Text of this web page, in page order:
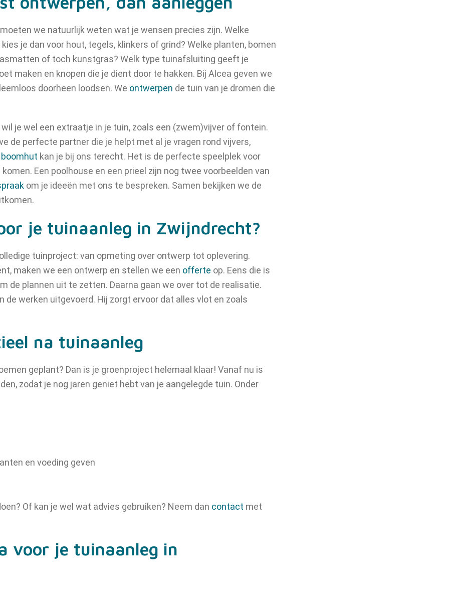
we natuurlijk weten wat je wensen precies zijn. Welke
je dan voor hout, tegels, klinkers of grind? Welke planten, bomen
of toch kunstgras? Welk type tuinafsluiting geeft je
maken en knopen die je dient door te hakken. Bij Alcea geven we
doorheen loodsen. We ontwerpen de tuin van je dromen die
je wel een extraatje in je tuin, zoals een (zwem)vijver of fontein.
de perfecte partner die je helpt met al je vragen rond vijvers,
boomhut kan je bij ons terecht. Het is de perfecte speelplek voor
Een poolhouse en een prieel zijn nog twee voorbeelden van
om je ideeën met ons te bespreken. Samen bekijken we de
je tuinaanleg in Zwijndrecht?
tuinproject: van opmeting over ontwerp tot oplevering.
maken we een ontwerp en stellen we een offerte op. Eens die is
de plannen uit te zetten. Daarna gaan we over tot de realisatie.
werken uitgevoerd. Hij zorgt ervoor dat alles vlot en zoals
na tuinaanleg
geplant? Dan is je groenproject helemaal klaar! Vanaf nu is
zodat je nog jaren geniet hebt van je aangelegde tuin. Onder
en voeding geven
Of kan je wel wat advies gebruiken? Neem dan contact met
voor je tuinaanleg in